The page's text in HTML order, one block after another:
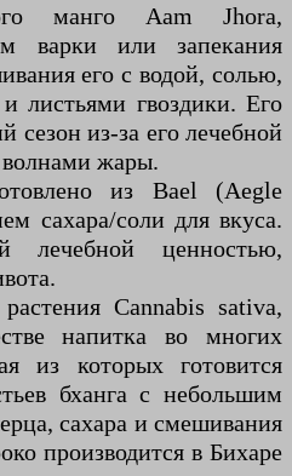
манго Aam Jhora,
варки или запекания
его с водой, солью,
листьями гвоздики. Его
сезон из-за его лечебной
волнами жары.
из Bael (Aegle
сахара/соли для вкуса.
лечебной ценностью,
Cannabis sativa,
напитка во многих
из которых готовится
бханга с небольшим
сахара и смешивания
производится в Бихаре